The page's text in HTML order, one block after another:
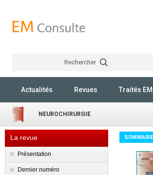
Rechercher
Actualités Revues Traités
NEUROCHIRURGIE
La revue
Présentation
Dernier numéro
SOMMAIRE